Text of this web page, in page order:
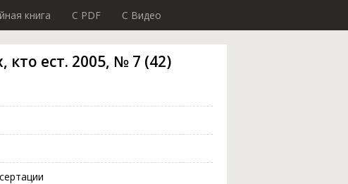
книга C PDF C Видео
ест. 2005, № 7 (42)